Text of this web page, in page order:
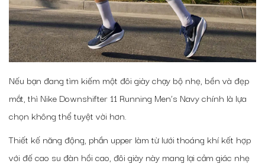
Nếu bạn đang tìm kiếm một đôi giày chạy bộ nhẹ, bền và đẹp
mắt, thì Nike Downshifter 11 Running Men’s Navy chính là lựa
chọn không thể tuyệt vời hơn.
Thiết kế năng động, phần upper làm từ lưới thoáng khí kết hợp
với đế cao su đàn hồi cao, đôi giày này mang lại cảm giác nhẹ